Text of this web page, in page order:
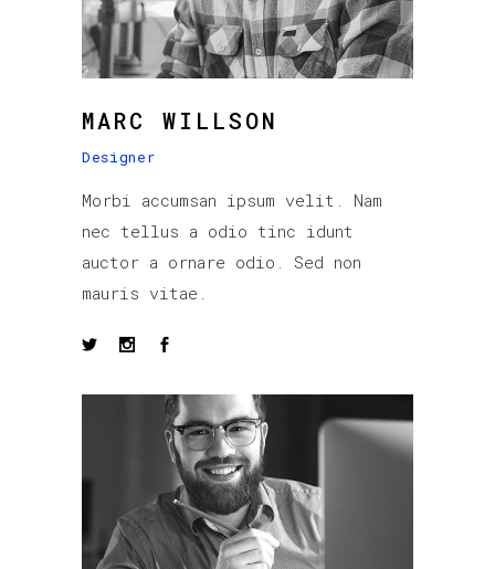
MARC WILLSON
Designer
Morbi accumsan ipsum velit. Nam
nec tellus a odio tinc idunt
auctor a ornare odio. Sed non
mauris vitae.